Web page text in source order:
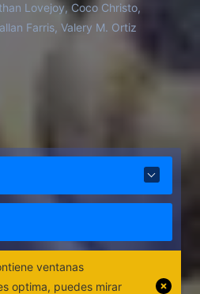
Lovejoy, Coco Christo,
Farris, Valery M. Ortiz
ventanas
optima, puedes mirar